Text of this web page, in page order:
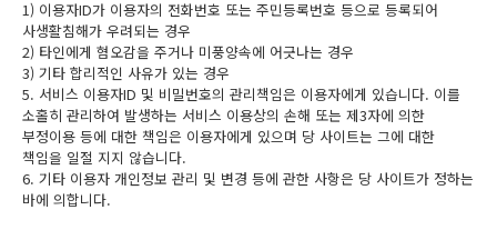
1) 이용자ID가 이용자의 전화번호 또는 주민등록번호 등으로 등록되어
사생활침해가 우려되는 경우
2) 타인에게 혐오감을 주거나 미풍양속에 어긋나는 경우
3) 기타 합리적인 사유가 있는 경우
5. 서비스 이용자ID 및 비밀번호의 관리책임은 이용자에게 있습니다. 이를
소홀히 관리하여 발생하는 서비스 이용상의 손해 또는 제3자에 의한
부정이용 등에 대한 책임은 이용자에게 있으며 당 사이트는 그에 대한
책임을 일절 지지 않습니다.
6. 기타 이용자 개인정보 관리 및 변경 등에 관한 사항은 당 사이트가 정하는
바에 의합니다.